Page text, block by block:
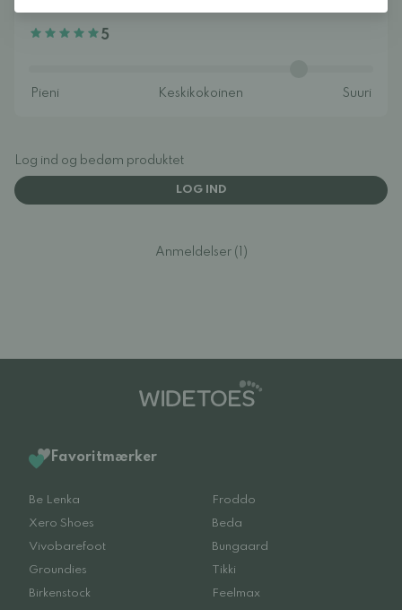
5
Log ind og bedøm produktet
LOG IND
Anmeldelser (1)
Favoritmærker
Be Lenka
Froddo
Xero Shoes
Beda
Vivobarefoot
Bungaard
Groundies
Tikki
Birkenstock
Feelmax